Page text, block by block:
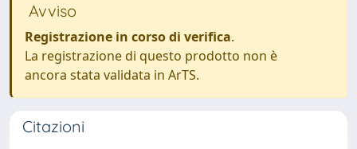
Avviso
Registrazione in corso di verifica.
La registrazione di questo prodotto non è
ancora stata validata in ArTS.
Citazioni